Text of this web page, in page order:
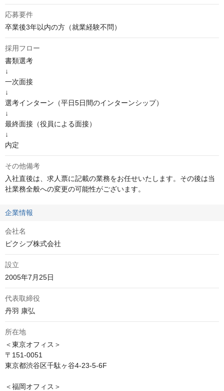
応募要件
卒業後3年以内の方（就業経験不問）
採用フロー
書類選考
↓
一次面接
↓
選考インターン（平日5日間のインターンシップ）
↓
最終面接（役員による面接）
↓
内定
その他備考
入社直後は、求人票に記載の業務をお任せいたします。その後は当
社業務全般への変更の可能性がございます。
企業情報
会社名
ピクシブ株式会社
設立
2005年7月25日
代表取締役
丹羽 康弘
所在地
＜東京オフィス＞
〒151-0051
東京都渋谷区千駄ヶ谷4-23-5-6F
＜福岡オフィス＞